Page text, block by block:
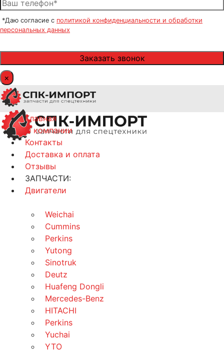
*Даю согласие с политикой конфиденциальности и обработки
персональных данных
×
Главная
О компании
Контакты
Доставка и оплата
Отзывы
ЗАПЧАСТИ:
Двигатели
Weichai
Cummins
Perkins
Yutong
Sinotruk
Deutz
Huafeng Dongli
Mercedes-Benz
HITACHI
Perkins
Yuchai
YTO